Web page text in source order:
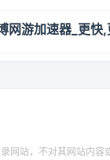
网站，不对其网站内容